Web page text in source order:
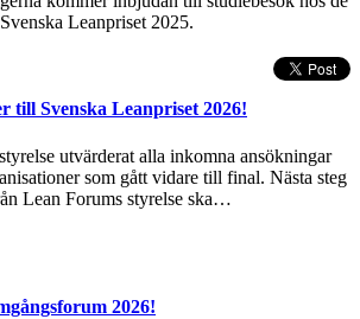
Leanpriset 2025.
till Svenska Leanpriset 2026!
utvärderat alla inkomna ansökningar
som gått vidare till final. Nästa steg
Lean Forums styrelse ska…
2026!